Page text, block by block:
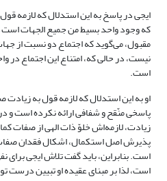
ایجی در پاسخ به این استدلال که لازمه
که وجود واحد بسیط من جمیع الجهات
مقبول، می‌گوید که اجتماع دو نسبت از
نیست، در حالی که، امتناع این اجتماع
است.
او به این استدلال که لازمه قول به
پاسخی منّقح و شفافی ارائه نکرده است و
زیادت، لازمه‌اش خلوّ ذات الهی از صفات
پذیرش اصل استکمال، اشکال فقدان
است. بنابراین، باید گفت تلاش ایجی برای
است، لذا بر مبنای عقیده او تبیین